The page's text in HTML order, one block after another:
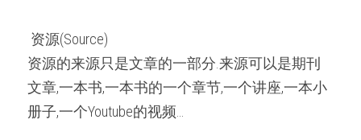
资源(Source)
资源的来源只是文章的一部分.来源可以是期刊
文章,一本书,一本书的一个章节,一个讲座,一本小
册子,一个Youtube的视频…